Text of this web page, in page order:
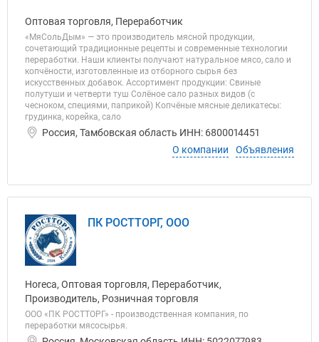
Оптовая торговля, Переработчик
«МяСольДым» — это производитель мясной продукции,
сочетающий традиционные рецепты и современные технологии
переработки. Наши клиенты получают натуральное мясо, сало и
копчёности, изготовленные из отборного сырья без
искусственных добавок. Ассортимент продукции: Свиные
полутуши и четверти туш Солёное сало разных видов (с
чесноком, специями, паприкой) Копчёные мясные деликатесы:
грудинка, корейка, сало
Россия, Тамбовская область ИНН: 6800014451
О компании
Объявления
ПК РОСТТОРГ, ООО
Horeca, Оптовая торговля, Переработчик,
Производитель, Розничная торговля
ООО «ПК РОСТТОРГ» - производственная компания, по
переработки мясосырья.